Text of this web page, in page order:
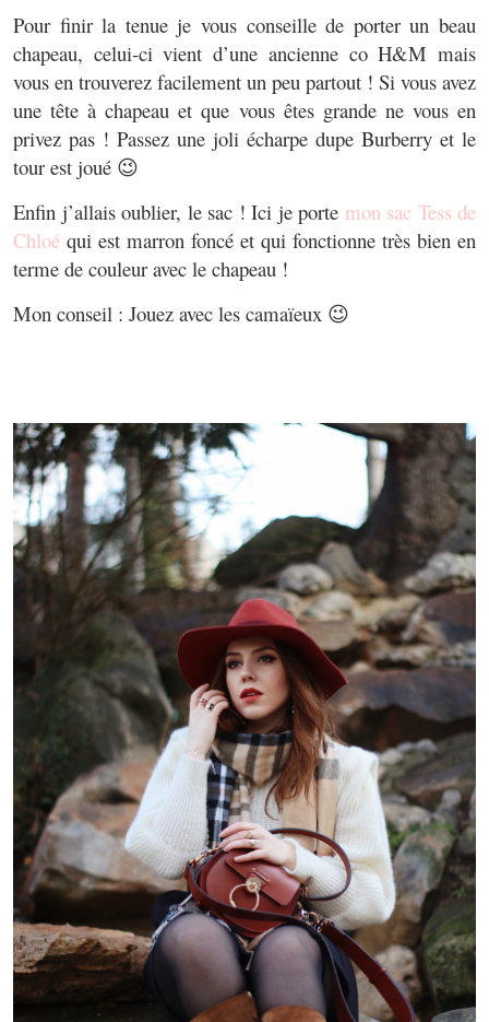
Pour finir la tenue je vous conseille de porter un beau
chapeau, celui-ci vient d’une ancienne co H&M mais
vous en trouverez facilement un peu partout ! Si vous avez
une tête à chapeau et que vous êtes grande ne vous en
privez pas ! Passez une joli écharpe dupe Burberry et le
tour est joué 😉
Enfin j’allais oublier, le sac ! Ici je porte mon sac Tess de
Chloé qui est marron foncé et qui fonctionne très bien en
terme de couleur avec le chapeau !
Mon conseil : Jouez avec les camaïeux 😉